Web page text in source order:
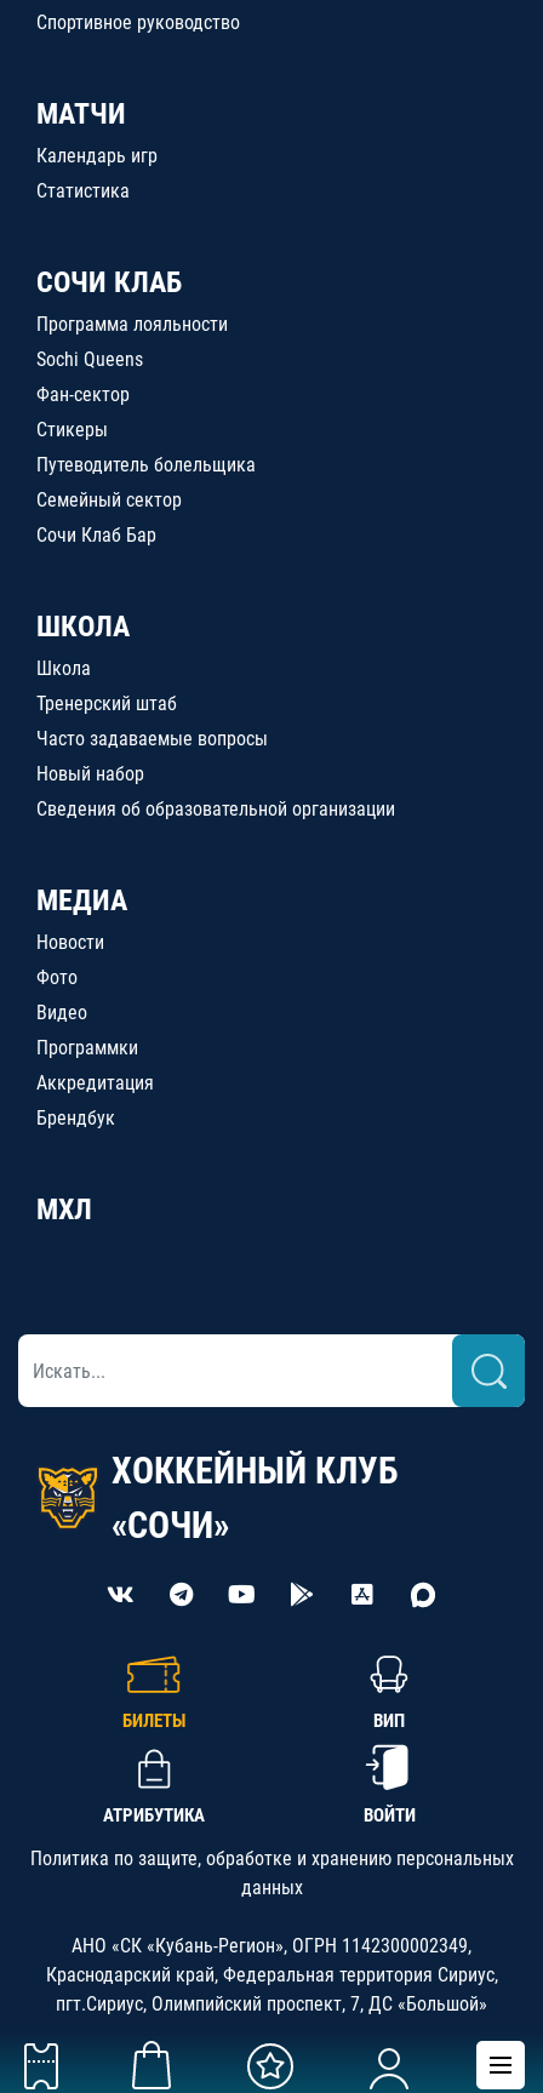
Спортивное руководство
МАТЧИ
Календарь игр
Статистика
СОЧИ КЛАБ
Программа лояльности
Sochi Queens
Фан-сектор
Стикеры
Путеводитель болельщика
Семейный сектор
Сочи Клаб Бар
ШКОЛА
Школа
Тренерский штаб
Часто задаваемые вопросы
Новый набор
Сведения об образовательной организации
МЕДИА
Новости
Фото
Видео
Программки
Аккредитация
Брендбук
МХЛ
ХОККЕЙНЫЙ КЛУБ
«СОЧИ»
БИЛЕТЫ ВИП
АТРИБУТИКА ВОЙТИ
Политика по защите, обработке и хранению персональных
данных
АНО «СК «Кубань-Регион», ОГРН 1142300002349,
Краснодарский край, Федеральная территория Сириус,
пгт.Сириус, Олимпийский проспект, 7, ДС «Большой»